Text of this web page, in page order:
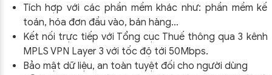
Tích hợp với các phần mềm khác như: phần mềm kế
toán, hóa đơn đầu vào, bán hàng…
Kết nối trực tiếp với Tổng cục Thuế thông qua 3 kênh
MPLS VPN Layer 3 với tốc độ tới 50Mbps.
Bảo mật dữ liệu, an toàn tuyệt đối cho người dùng